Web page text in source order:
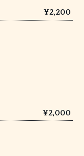
¥2,200
¥2,000